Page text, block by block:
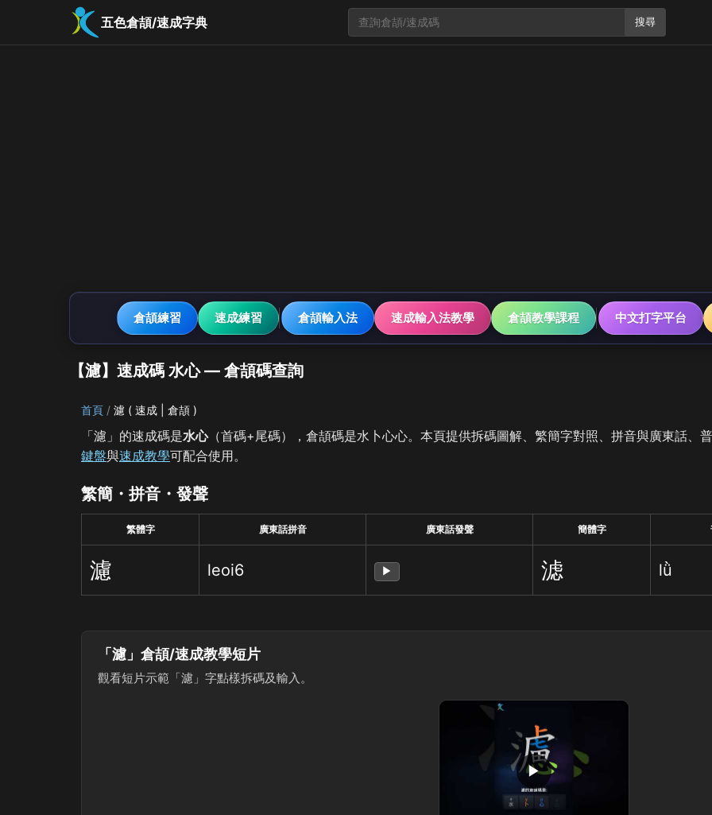
五色倉頡/速成字典 搜尋
倉頡練習 速成練習 倉頡輸入法 速成輸入法教學 倉頡教學課程 中文打字平台
【濾】速成碼 水心 — 倉頡碼查詢
首頁 濾 ( 速成 | 倉頡 )
「濾」的速成碼是水心（首碼+尾碼），倉頡碼是水卜心心。本頁提供拆碼圖解、繁簡字對照、拼音與廣東話、
鍵盤與速成教學可配合使用。
繁簡・拼音・發聲
繁體字 廣東話拼音 廣東話發聲 簡體字
濾 leoi6 ▶ 滤 lǜ
「濾」倉頡/速成教學短片
觀看短片示範「濾」字點樣拆碼及輸入。
▶